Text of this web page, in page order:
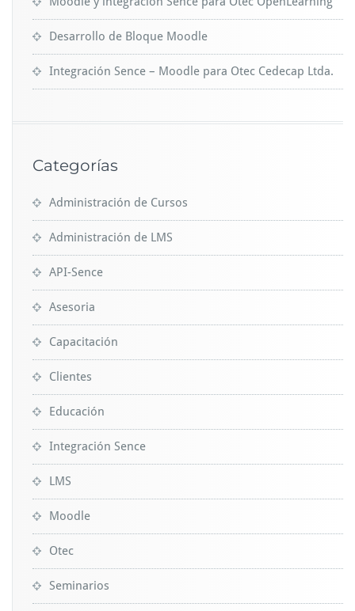
Desarrollo de Bloque Moodle
Integración Sence – Moodle para Otec Cedecap Ltda.
Categorías
Administración de Cursos
Administración de LMS
API-Sence
Asesoria
Capacitación
Clientes
Educación
Integración Sence
LMS
Moodle
Otec
Seminarios